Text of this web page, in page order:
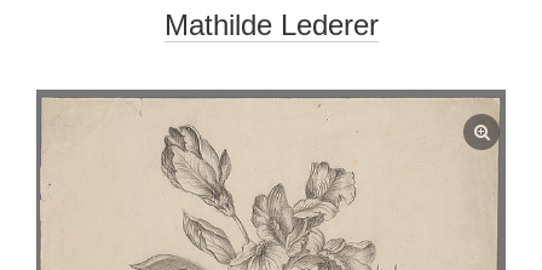
Mathilde Lederer